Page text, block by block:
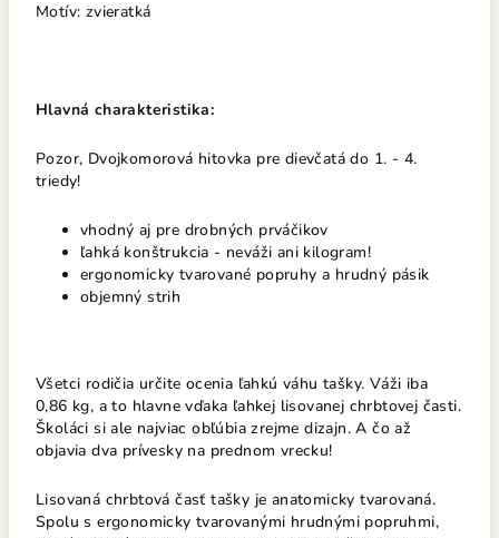
Motív: zvieratká
Hlavná charakteristika:
Pozor, Dvojkomorová hitovka pre dievčatá do 1. - 4.
triedy!
vhodný aj pre drobných prváčikov
ľahká konštrukcia - neváži ani kilogram!
ergonomicky tvarované popruhy a hrudný pásik
objemný strih
Všetci rodičia určite ocenia ľahkú váhu tašky. Váži iba
0,86 kg, a to hlavne vďaka ľahkej lisovanej chrbtovej časti.
Školáci si ale najviac obľúbia zrejme dizajn. A čo až
objavia dva prívesky na prednom vrecku!
Lisovaná chrbtová časť tašky je anatomicky tvarovaná.
Spolu s ergonomicky tvarovanými hrudnými popruhmi,